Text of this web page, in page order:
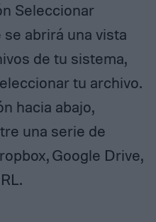
Seleccionar
abrirá una vista
de tu sistema,
tu archivo.
hacia abajo,
una serie de
Google Drive,